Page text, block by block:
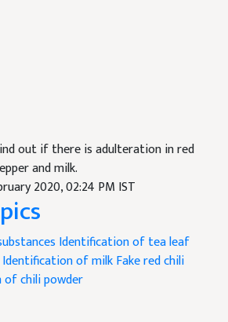
out if there is adulteration in red
and milk.
2020, 02:24 PM IST
Identification of tea leaf
Identification of milkFake red chili
chili powder